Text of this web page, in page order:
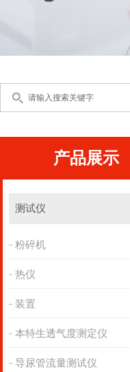
产品展示
测试仪
粉碎机
热仪
装置
本特生透气度测定仪
导尿管流量测试仪